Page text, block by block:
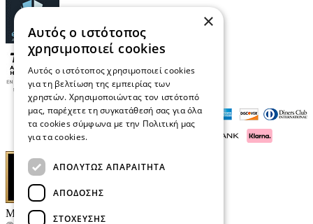
Μαρκάκης Οπτικά
×
Αυτός ο ιστότοπος
χρησιμοποιεί cookies
Αυτός ο ιστότοπος χρησιμοποιεί cookies
για τη βελτίωση της εμπειρίας των
χρηστών. Χρησιμοποιώντας τον ιστότοπό
μας, παρέχετε τη συγκατάθεσή σας για όλα
τα cookies σύμφωνα με την Πολιτική μας
για τα cookies.
ΑΠΟΛΎΤΩΣ ΑΠΑΡΑΊΤΗΤΑ
ΑΠΌΔΟΣΗΣ
ΣΤΌΧΕΥΣΗΣ